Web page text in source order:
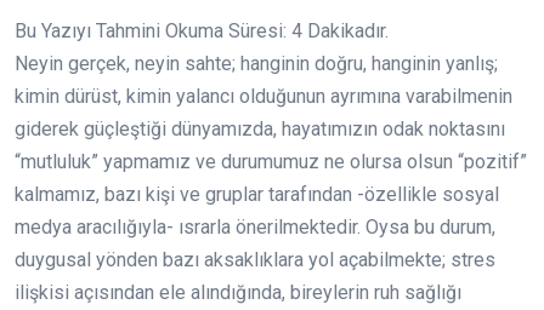
Bu Yazıyı Tahmini Okuma Süresi: 4 Dakikadır.
Neyin gerçek, neyin sahte; hanginin doğru, hanginin yanlış;
kimin dürüst, kimin yalancı olduğunun ayrımına varabilmenin
giderek güçleştiği dünyamızda, hayatımızın odak noktasını
“mutluluk” yapmamız ve durumumuz ne olursa olsun “pozitif”
kalmamız, bazı kişi ve gruplar tarafından -özellikle sosyal
medya aracılığıyla- ısrarla önerilmektedir. Oysa bu durum,
duygusal yönden bazı aksaklıklara yol açabilmekte; stres
ilişkisi açısından ele alındığında, bireylerin ruh sağlığı